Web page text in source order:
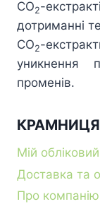
СО2-
дотриманні
СО2-
уникнення
променів.
КРАМНИЦЯ
Мій
Доставка та
Про компанію